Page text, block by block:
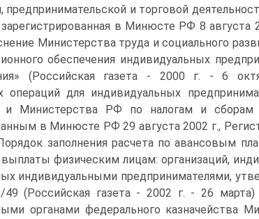
предпринимательской и торговой
в Минюсте РФ 8 августа
Министерства труда и социального
обеспечения индивидуальных
(Российская газета - 2000 г. - 6
операций для индивидуальных
Министерства РФ по налогам и
в Минюсте РФ 29 августа 2002 г.,
заполнения расчета по авансовым
физическим лицам: организаций,
индивидуальными предпринимателями,
(Российская газета - 2002 г. - 26
органами федерального казначейства